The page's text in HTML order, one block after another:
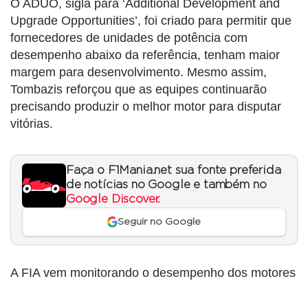
O ADUO, sigla para ‘Additional Development and
Upgrade Opportunities’, foi criado para permitir que
fornecedores de unidades de potência com
desempenho abaixo da referência, tenham maior
margem para desenvolvimento. Mesmo assim,
Tombazis reforçou que as equipes continuarão
precisando produzir o melhor motor para disputar
vitórias.
Faça o F1Mania.net sua fonte preferida
de notícias no Google e também no
Google Discover.
Seguir no Google
A FIA vem monitorando o desempenho dos motores